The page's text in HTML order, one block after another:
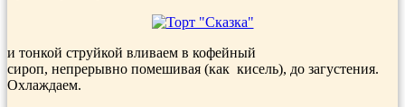
и тонкой струйкой вливаем в кофейный
сироп, непрерывно помешивая (как кисель), до загустения.
Охлаждаем.